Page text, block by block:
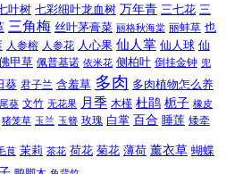
叶树 七彩细叶龙血树 万年青 三七花 三
三角梅 丝叶茅膏菜 丽格秋海棠 丽蚌草 也
人参榕 人参花 人心果 仙人掌 仙人球 仙
甲草 佩普基诺 依米花 侧柏叶 倒挂金钟 兜
葵 君子兰 含羞草 多肉 多肉植物怎么养
葵 文竹 无花果 月季 木槿 杜鹃 栀子 橡皮
猪笼草 玉兰 玉簪 玫瑰 白掌 百合 睡莲 矮牵
茛 茉莉 茶花 荷花 菊花 薄荷 薰衣草 蝴蝶